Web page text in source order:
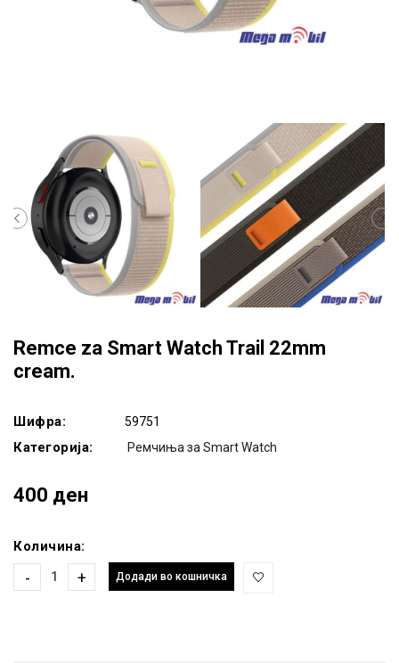
Remce za Smart Watch Trail 22mm
cream.
Шифра: 59751
Категорија: Ремчиња за Smart Watch
400 ден
Количина:
- + Додади во кошничка